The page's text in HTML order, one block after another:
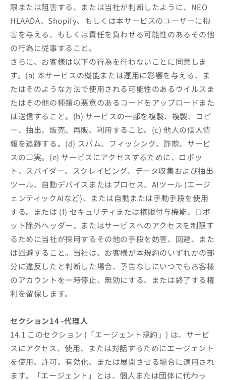
限または阻害する、または当社が判断したように、NEO
HLAADA、Shopify、もしくは本サービスのユーザーに損
害を与える、もしくは責任を負わせる可能性のあるその他
の行為に従事すること。
さらに、お客様は以下の行為を行わないことに同意しま
す。(a) 本サービスの機能または運用に影響を与える、ま
たはそのような方法で使用される可能性のあるウイルスま
たはその他の種類の悪意のあるコードをアップロードまた
は送信すること。(b) サービスの一部を複製、複製、コピ
ー、抽出、販売、再販、利用すること。(c) 他人の個人情
報を追跡する。(d) スパム、フィッシング、詐欺、サービ
スの口実。(e) サービスにアクセスするために、ロボッ
ト、スパイダー、スクレイピング、データ収集および抽出
ツール、自動デバイスまたはプロセス、AIツール (エージ
ェンティックAIなど)、または自動または手動手段を使用
する。または (f) セキュリティまたは権限付与機能、ロボ
ット除外ヘッダー、またはサービスへのアクセスを制限す
るために当社が採用するその他の手段を妨害、回避、また
は回避すること。当社は、お客様が本規約のいずれかの部
分に違反したと判断した場合、予告なしにいつでもお客様
のアカウントを一時停止、無効にする、または終了する権
利を留保します。
セクション14 -代理人
14.1 このセクション (「エージェント規約」) は、サービ
スにアクセス、使用、または対話するためにエージェント
を使用、許可、有効化、または展開させる場合に適用され
ます。「エージェント」とは、個人または団体に代わっ